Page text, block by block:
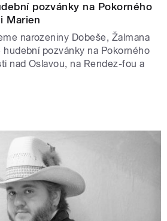
pozvánky na Pokorného
Marien
narozeniny Dobeše, Žalmana
hudební pozvánky na Pokorného
nad Oslavou, na Rendez-fou a